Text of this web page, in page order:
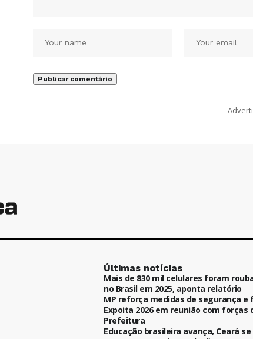
-
Últimas notícias
Mais de 830 mil celulares foram
no Brasil em 2025, aponta relatório
MP reforça medidas de segurança e
Expoita 2026 em reunião com forças
Prefeitura
Educação brasileira avança, Ceará